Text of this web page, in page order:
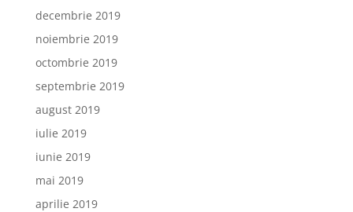
decembrie 2019
noiembrie 2019
octombrie 2019
septembrie 2019
august 2019
iulie 2019
iunie 2019
mai 2019
aprilie 2019